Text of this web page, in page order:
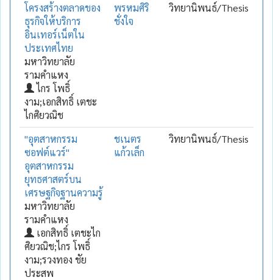
โครงสร้างตลาดของ
ธุรกิจให้บริการ
อินเทอร์เน็ตใน
ประเทศไทย
มหาวิทยาลัย
รามคำแหง
ไกร โพธิ์
งาม;เอกสิทธิ์ เตชะ
ไกศิยวณิช
พรหมศิริ
ชั่งใจ
วิทยานิพนธ์/Thesis
"อุตสาหกรรม
ซอฟต์แวร์"
อุตสาหกรรม
ยุทธศาสตร์บน
เศรษฐกิจฐานความรู้
มหาวิทยาลัย
รามคำแหง
เอกสิทธิ์ เตชะไก
ศิยวณิช;ไกร โพธิ์
งาม;รวงทอง ชัย
ประสพ
ชเนตร
แก้วเล็ก
วิทยานิพนธ์/Thesis